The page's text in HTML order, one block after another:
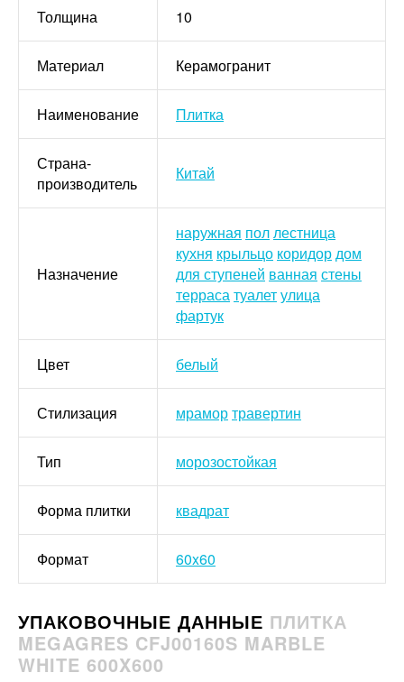
Толщина 10
Материал Керамогранит
Наименование Плитка
Страна-
производитель
Китай
Назначение
наружная поллестница
кухня крыльцо коридордом
для ступеней ванная стены
террасатуалетулица
фартук
Цвет белый
Стилизация мрамортравертин
Тип морозостойкая
Форма плитки квадрат
Формат 60x60
УПАКОВОЧНЫЕ ДАННЫЕ ПЛИТКА
MEGAGRES CFJ00160S MARBLE
WHITE 600X600